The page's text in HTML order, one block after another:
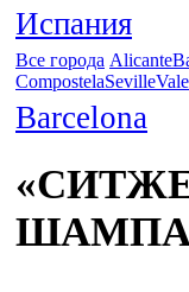
Испания
Все города Alicante
CompostelaSeville
Barcelona